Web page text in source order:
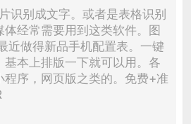
识别成文字。或者是表格识别
经常需要用到这类软件。图
近做得新品手机配置表。一键
基本上排版一下就可以用。各
程序，网页版之类的。免费+准